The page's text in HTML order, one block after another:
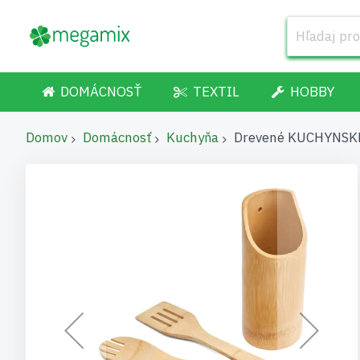
DOMÁCNOSŤ TEXTIL HOBBY
Domov Domácnosť Kuchyňa Drevené